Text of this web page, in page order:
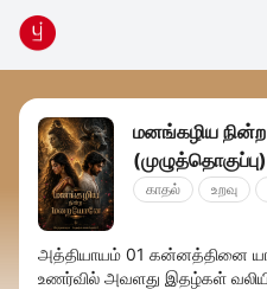
மனங்கழிய
(முழுத்தொகுப்பு)
காதல் உறவு
அத்தியாயம் 01 கன்னத்தினை
உணர்வில் அவளது இதழ்கள்